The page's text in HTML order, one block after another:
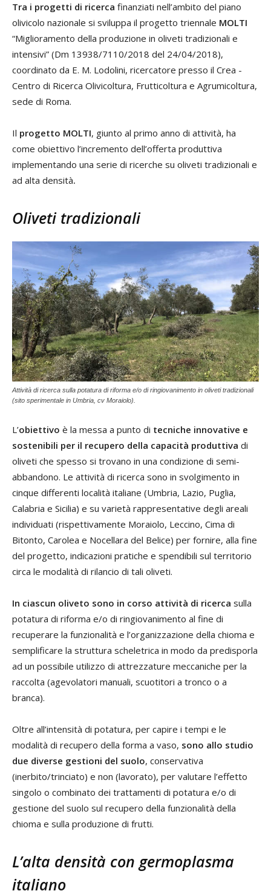
Tra i progetti di ricerca finanziati nell’ambito del piano
olivicolo nazionale si sviluppa il progetto triennale MOLTI
“Miglioramento della produzione in oliveti tradizionali e
intensivi” (Dm 13938/7110/2018 del 24/04/2018),
coordinato da E. M. Lodolini, ricercatore presso il Crea -
Centro di Ricerca Olivicoltura, Frutticoltura e Agrumicoltura,
sede di Roma.
Il progetto MOLTI, giunto al primo anno di attività, ha
come obiettivo l’incremento dell’offerta produttiva
implementando una serie di ricerche su oliveti tradizionali e
ad alta densità.
Oliveti tradizionali
Attività di ricerca sulla potatura di riforma e/o di ringiovanimento in oliveti tradizionali
(sito sperimentale in Umbria, cv Moraiolo).
L’obiettivo è la messa a punto di tecniche innovative e
sostenibili per il recupero della capacità produttiva di
oliveti che spesso si trovano in una condizione di semi-
abbandono. Le attività di ricerca sono in svolgimento in
cinque differenti località italiane (Umbria, Lazio, Puglia,
Calabria e Sicilia) e su varietà rappresentative degli areali
individuati (rispettivamente Moraiolo, Leccino, Cima di
Bitonto, Carolea e Nocellara del Belice) per fornire, alla fine
del progetto, indicazioni pratiche e spendibili sul territorio
circa le modalità di rilancio di tali oliveti.
In ciascun oliveto sono in corso attività di ricerca sulla
potatura di riforma e/o di ringiovanimento al fine di
recuperare la funzionalità e l’organizzazione della chioma e
semplificare la struttura scheletrica in modo da predisporla
ad un possibile utilizzo di attrezzature meccaniche per la
raccolta (agevolatori manuali, scuotitori a tronco o a
branca).
Oltre all’intensità di potatura, per capire i tempi e le
modalità di recupero della forma a vaso, sono allo studio
due diverse gestioni del suolo, conservativa
(inerbito/trinciato) e non (lavorato), per valutare l’effetto
singolo o combinato dei trattamenti di potatura e/o di
gestione del suolo sul recupero della funzionalità della
chioma e sulla produzione di frutti.
L’alta densità con germoplasma
italiano